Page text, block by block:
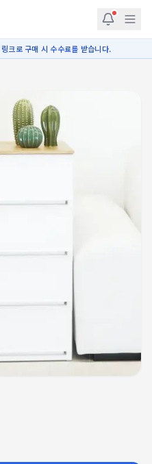
크로 구매 시 수수료를 받습니다.